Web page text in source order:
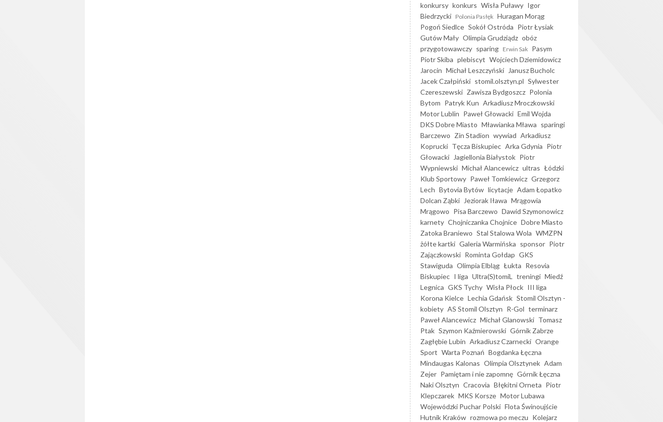
konkursy konkurs Wisła Puławy Igor
Biedrzycki Polonia Pasłęk Huragan Morąg
Pogoń Siedlce Sokół Ostróda Piotr Łysiak
Gutów Mały Olimpia Grudziądz obóz
przygotowawczy sparing Erwin Sak Pasym
Piotr Skiba plebiscyt Wojciech Dziemidowicz
Jarocin Michał Leszczyński
Janusz Bucholc
Jacek Czałpiński stomil.olsztyn.pl Sylwester
Czereszewski Zawisza Bydgoszcz Polonia
Bytom Patryk Kun Arkadiusz Mroczkowski
Motor Lublin Paweł Głowacki Emil Wojda
DKS Dobre Miasto Mławianka Mława sparingi
Barczewo Zin Stadion wywiad Arkadiusz
Koprucki Tęcza Biskupiec Arka Gdynia Piotr
Głowacki
Jagiellonia Białystok Piotr
Wypniewski Michał Alancewicz ultras Łódzki
Klub Sportowy Paweł Tomkiewicz Grzegorz
Lech Bytovia Bytów licytacje Adam Łopatko
Dolcan Ząbki
Jeziorak Iława Mrągowia
Mrągowo Pisa Barczewo Dawid Szymonowicz
karnety Chojniczanka Chojnice Dobre Miasto
Zatoka Braniewo Stal Stalowa Wola WMZPN
żółte kartki Galeria Warmińska sponsor Piotr
Zajączkowski Rominta Gołdap GKS
Stawiguda Olimpia Elbląg Łukta Resovia
Biskupiec I liga Ultra(S)tomiL treningi Miedź
Legnica GKS Tychy Wisła Płock III liga
Korona Kielce Lechia Gdańsk Stomil Olsztyn -
kobiety AS Stomil Olsztyn R-Gol terminarz
Paweł Alancewicz Michał Glanowski Tomasz
Ptak Szymon Kaźmierowski Górnik Zabrze
Zagłębie Lubin Arkadiusz Czarnecki Orange
Sport Warta Poznań Bogdanka Łęczna
Mindaugas Kalonas Olimpia Olsztynek Adam
Zejer Pamiętam i nie zapomnę Górnik Łęczna
Naki Olsztyn Cracovia Błękitni Orneta Piotr
Klepczarek MKS Korsze Motor Lubawa
Wojewódzki Puchar Polski Flota Świnoujście
Hutnik Kraków rozmowa po meczu Kolejarz